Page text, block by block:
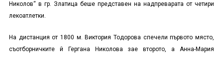
Николов“ в гр. Златица беше представен на надпреварата от четири
лекоатлетки.
На дистанция от 1800 м. Виктория Тодорова спечели първото място,
съотборничките й Гергана Николова зае второто, а Анна-Мария